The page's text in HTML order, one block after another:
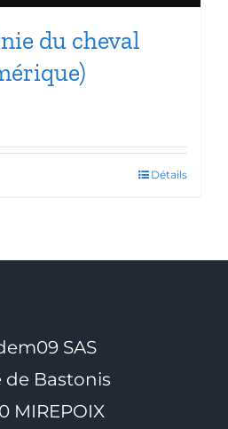
du cheval
Détails
SAS
de Bastonis
MIREPOIX